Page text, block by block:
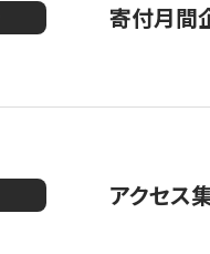
寄付月間
アクセス